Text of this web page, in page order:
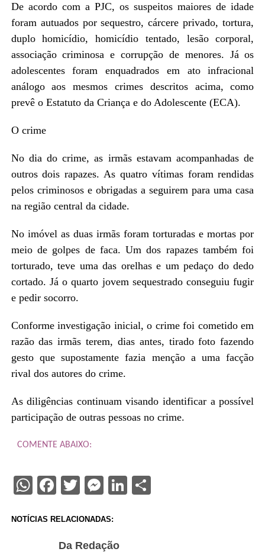
De acordo com a PJC, os suspeitos maiores de idade
foram autuados por sequestro, cárcere privado, tortura,
duplo homicídio, homicídio tentado, lesão corporal,
associação criminosa e corrupção de menores. Já os
adolescentes foram enquadrados em ato infracional
análogo aos mesmos crimes descritos acima, como
prevê o Estatuto da Criança e do Adolescente (ECA).
O crime
No dia do crime, as irmãs estavam acompanhadas de
outros dois rapazes. As quatro vítimas foram rendidas
pelos criminosos e obrigadas a seguirem para uma casa
na região central da cidade.
No imóvel as duas irmãs foram torturadas e mortas por
meio de golpes de faca. Um dos rapazes também foi
torturado, teve uma das orelhas e um pedaço do dedo
cortado. Já o quarto jovem sequestrado conseguiu fugir
e pedir socorro.
Conforme investigação inicial, o crime foi cometido em
razão das irmãs terem, dias antes, tirado foto fazendo
gesto que supostamente fazia menção a uma facção
rival dos autores do crime.
As diligências continuam visando identificar a possível
participação de outras pessoas no crime.
COMENTE ABAIXO:
WhatsApp
Facebook
Twitter
Messenger
LinkedIn
Share
NOTÍCIAS RELACIONADAS:
Da Redação